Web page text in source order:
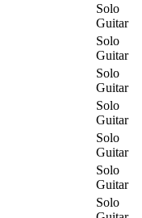
Solo
Guitar
Solo
Guitar
Solo
Guitar
Solo
Guitar
Solo
Guitar
Solo
Guitar
Solo